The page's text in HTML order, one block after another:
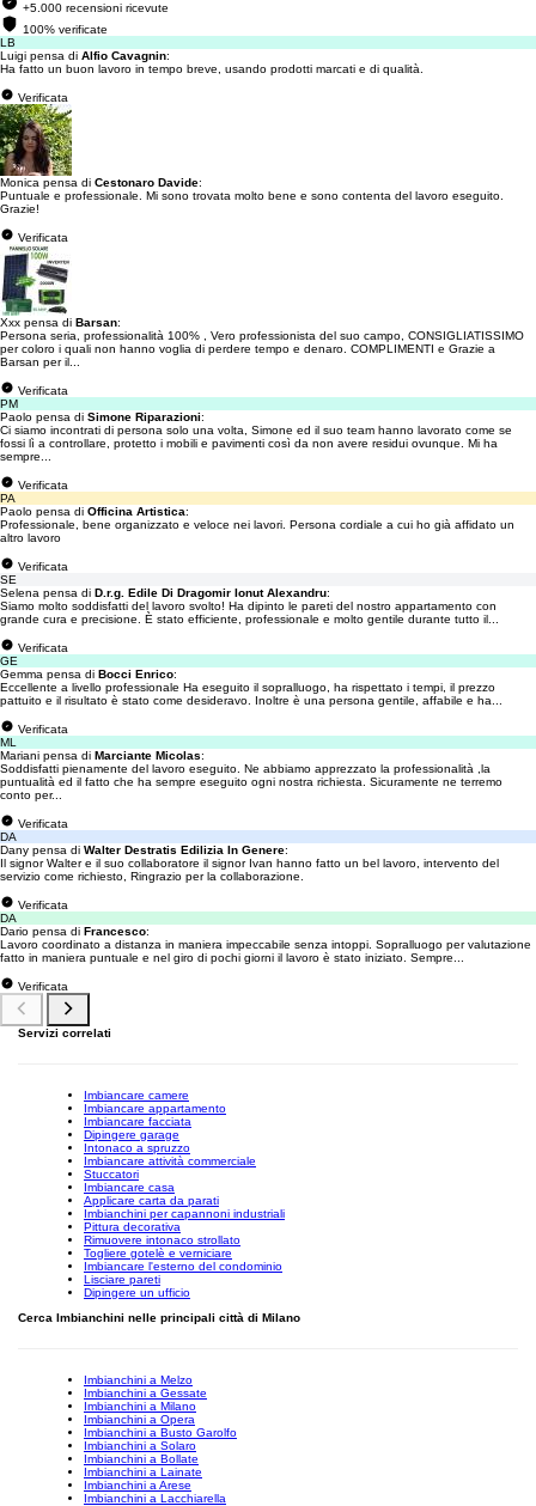
+5.000 recensioni ricevute
100% verificate
LB
Luigi pensa di Alfio Cavagnin:
Ha fatto un buon lavoro in tempo breve, usando prodotti marcati e di qualità.
Verificata
Monica pensa di Cestonaro Davide:
Puntuale e professionale. Mi sono trovata molto bene e sono contenta del lavoro eseguito.
Grazie!
Verificata
Xxx pensa di Barsan:
Persona seria, professionalità 100% , Vero professionista del suo campo, CONSIGLIATISSIMO
per coloro i quali non hanno voglia di perdere tempo e denaro. COMPLIMENTI e Grazie a
Barsan per il...
Verificata
PM
Paolo pensa di Simone Riparazioni:
Ci siamo incontrati di persona solo una volta, Simone ed il suo team hanno lavorato come se
fossi lì a controllare, protetto i mobili e pavimenti così da non avere residui ovunque. Mi ha
sempre...
Verificata
PA
Paolo pensa di Officina Artistica:
Professionale, bene organizzato e veloce nei lavori. Persona cordiale a cui ho già affidato un
altro lavoro
Verificata
SE
Selena pensa di D.r.g. Edile Di Dragomir Ionut Alexandru:
Siamo molto soddisfatti del lavoro svolto! Ha dipinto le pareti del nostro appartamento con
grande cura e precisione. È stato efficiente, professionale e molto gentile durante tutto il...
Verificata
GE
Gemma pensa di Bocci Enrico:
Eccellente a livello professionale Ha eseguito il sopralluogo, ha rispettato i tempi, il prezzo
pattuito e il risultato è stato come desideravo. Inoltre è una persona gentile, affabile e ha...
Verificata
ML
Mariani pensa di Marciante Micolas:
Soddisfatti pienamente del lavoro eseguito. Ne abbiamo apprezzato la professionalità ,la
puntualità ed il fatto che ha sempre eseguito ogni nostra richiesta. Sicuramente ne terremo
conto per...
Verificata
DA
Dany pensa di Walter Destratis Edilizia In Genere:
Il signor Walter e il suo collaboratore il signor Ivan hanno fatto un bel lavoro, intervento del
servizio come richiesto, Ringrazio per la collaborazione.
Verificata
DA
Dario pensa di Francesco:
Lavoro coordinato a distanza in maniera impeccabile senza intoppi. Sopralluogo per valutazione
fatto in maniera puntuale e nel giro di pochi giorni il lavoro è stato iniziato. Sempre...
Verificata
Servizi correlati
Imbiancare camere
Imbiancare appartamento
Imbiancare facciata
Dipingere garage
Intonaco a spruzzo
Imbiancare attività commerciale
Stuccatori
Imbiancare casa
Applicare carta da parati
Imbianchini per capannoni industriali
Pittura decorativa
Rimuovere intonaco strollato
Togliere gotelè e verniciare
Imbiancare l'esterno del condominio
Lisciare pareti
Dipingere un ufficio
Cerca Imbianchini nelle principali città di Milano
Imbianchini a Melzo
Imbianchini a Gessate
Imbianchini a Milano
Imbianchini a Opera
Imbianchini a Busto Garolfo
Imbianchini a Solaro
Imbianchini a Bollate
Imbianchini a Lainate
Imbianchini a Arese
Imbianchini a Lacchiarella